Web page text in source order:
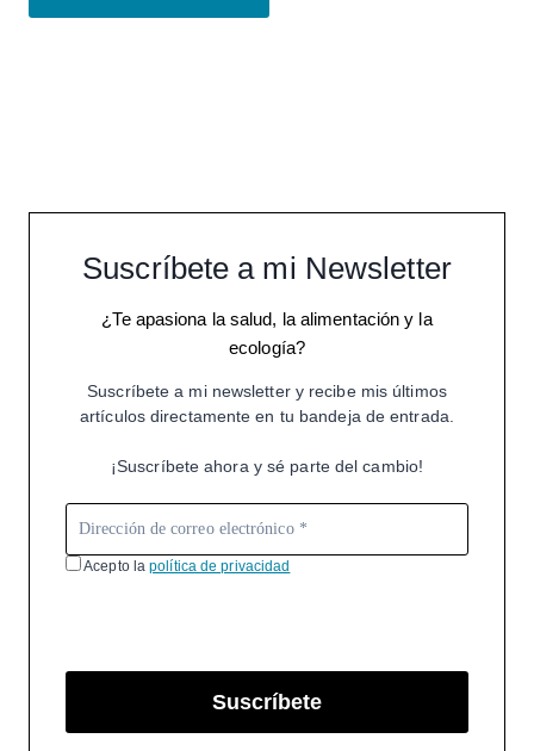
Suscríbete a mi Newsletter
¿Te apasiona la salud, la alimentación y la
ecología?
Suscríbete a mi newsletter y recibe mis últimos
artículos directamente en tu bandeja de entrada.
¡Suscríbete ahora y sé parte del cambio!
Acepto lapolítica de privacidad
Suscríbete